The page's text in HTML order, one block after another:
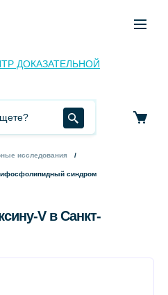
исследования
синдром
V в Санкт-